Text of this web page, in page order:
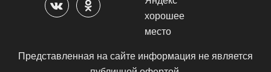
Представленная на сайте информация не является